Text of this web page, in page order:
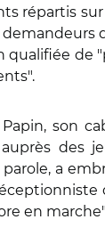
répartis
de
son
des
a
en